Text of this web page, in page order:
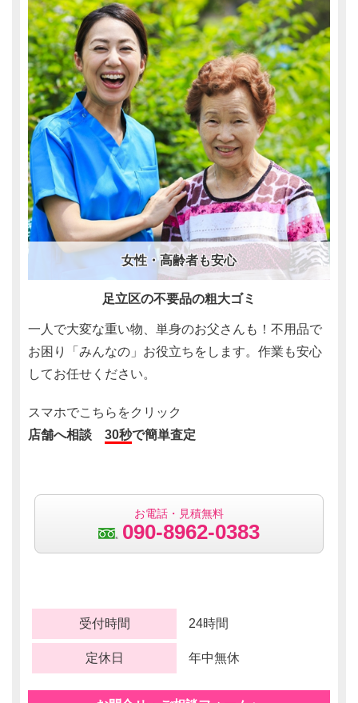
女性・高齢者も安心
足立区の不要品の粗大ゴミ
一人で大変な重い物、単身のお父さんも！不用品で
お困り「みんなの」お役立ちをします。作業も安心
してお任せください。
スマホでこちらをクリック
店舗へ相談 30秒で簡単査定
お電話・見積無料
090-8962-0383
受付時間 24時間
定休日 年中無休